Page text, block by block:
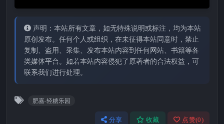
声明：本站所有文章，如无特殊说明或标注，均为本站
原创发布。任何个人或组织，在未征得本站同意时，禁止
复制、盗用、采集、发布本站内容到任何网站、书籍等各
类媒体平台。如若本站内容侵犯了原著者的合法权益，可
联系我们进行处理。
肥嘉-轻糖乐园
分享 收藏 点赞(0)